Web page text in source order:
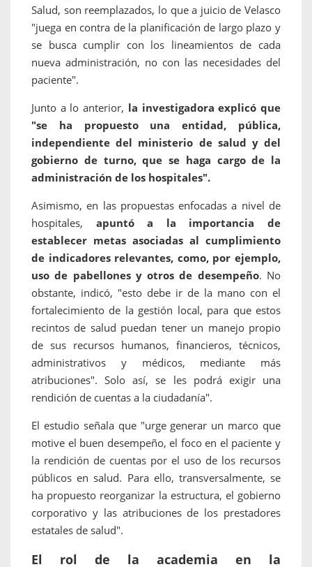
Salud, son reemplazados, lo que a juicio de Velasco
"juega en contra de la planificación de largo plazo y
se busca cumplir con los lineamientos de cada
nueva administración, no con las necesidades del
paciente".
Junto a lo anterior, la investigadora explicó que
"se ha propuesto una entidad, pública,
independiente del ministerio de salud y del
gobierno de turno, que se haga cargo de la
administración de los hospitales".
Asimismo, en las propuestas enfocadas a nivel de
hospitales, apuntó a la importancia de
establecer metas asociadas al cumplimiento
de indicadores relevantes, como, por ejemplo,
uso de pabellones y otros de desempeño. No
obstante, indicó, "esto debe ir de la mano con el
fortalecimiento de la gestión local, para que estos
recintos de salud puedan tener un manejo propio
de sus recursos humanos, financieros, técnicos,
administrativos y médicos, mediante más
atribuciones". Solo así, se les podrá exigir una
rendición de cuentas a la ciudadanía".
El estudio señala que "urge generar un marco que
motive el buen desempeño, el foco en el paciente y
la rendición de cuentas por el uso de los recursos
públicos en salud. Para ello, transversalmente, se
ha propuesto reorganizar la estructura, el gobierno
corporativo y las atribuciones de los prestadores
estatales de salud".
El rol de la academia en la